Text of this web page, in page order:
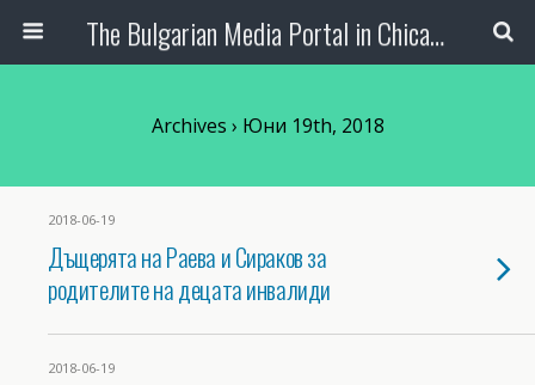
The Bulgarian Media Portal in Chicago
Archives › Юни 19th, 2018
2018-06-19
Дъщерята на Раева и Сираков за
родителите на децата инвалиди
2018-06-19